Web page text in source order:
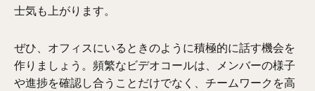
士気も上がります。
ぜひ、オフィスにいるときのように積極的に話す機会を
作りましょう。頻繁なビデオコールは、メンバーの様子
や進捗を確認し合うことだけでなく、チームワークを高